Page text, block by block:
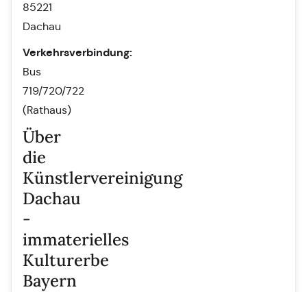
85221
Dachau
Verkehrsverbindung:
Bus
719/720/722
(Rathaus)
Über
die
Künstlervereinigung
Dachau
-
immaterielles
Kulturerbe
Bayern